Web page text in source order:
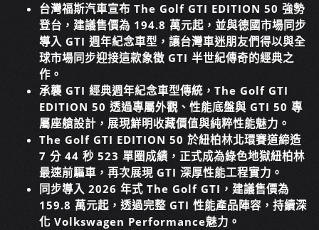
台灣福斯汽車宣布 The Golf GTI EDITION 50 強勢
登台，建議售價為 194.8 萬元起，並與德國市場同步
導入 GTI 週年紀念車型，讓台灣車迷朋友們得以與全
球市場同步迎接這款象徵 GTI 半世紀傳奇的經典之
作。
承襲 GTI 經典週年紀念車型傳統，The Golf GTI
EDITION 50 透過專屬外觀、性能底盤與 GTI 50 專
屬座艙設計，展現鮮明收藏價值與純粹性能魅力。
The Golf GTI EDITION 50 於紐柏林北環賽道締造
7 分 44 秒 523 單圈成績，正式成為綠色地獄紐柏林
最速前驅車，再次展現 GTI 深厚性能工程實力。
同步導入 2026 年式 The Golf GTI，建議售價為
159.8 萬元起，透過完整 GTI 性能產品陣容，持續深
化 Volkswagen Performance魅力。